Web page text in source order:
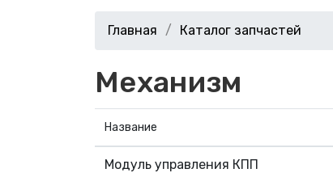
Главная Каталог запчастей
Механизм
Название
Модуль управления КПП